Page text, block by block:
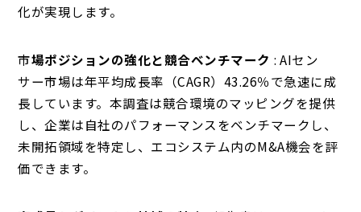
化が実現します。
市場ポジションの強化と競合ベンチマーク: AIセン
サー市場は年平均成長率（CAGR）43.26％で急速に成
長しています。本調査は競合環境のマッピングを提供
し、企業は自社のパフォーマンスをベンチマークし、
未開拓領域を特定し、エコシステム内のM&A機会を評
価できます。